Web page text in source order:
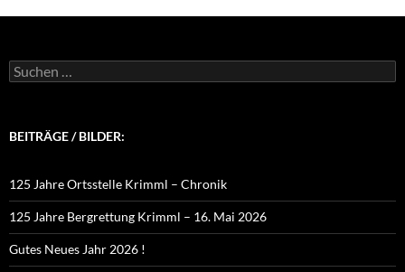
Suchen
nach:
BEITRÄGE / BILDER:
125 Jahre Ortsstelle Krimml – Chronik
125 Jahre Bergrettung Krimml – 16. Mai 2026
Gutes Neues Jahr 2026 !